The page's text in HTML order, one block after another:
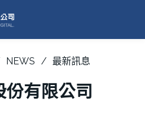
NEWS 最新訊息
份有限公司